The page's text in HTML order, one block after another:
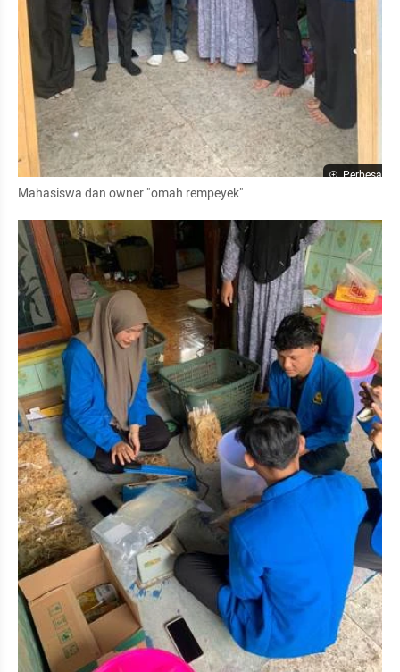
Perbesar
Mahasiswa dan owner "omah rempeyek"